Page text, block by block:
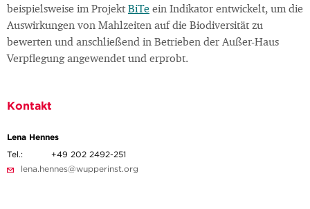
beispielsweise im ProjektBiTe ein Indikator entwickelt, um die
Auswirkungen von Mahlzeiten auf die Biodiversität zu
bewerten und anschließend in Betrieben der Außer-Haus
Verpflegung angewendet und erprobt.
Kontakt
Lena Hennes
Tel.:
+49 202 2492-251
lena.hennes@wupperinst.org